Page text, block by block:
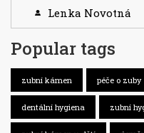
Lenka Novotná
Popular tags
zubní kámen péče o zuby
dentální hygiena zubní